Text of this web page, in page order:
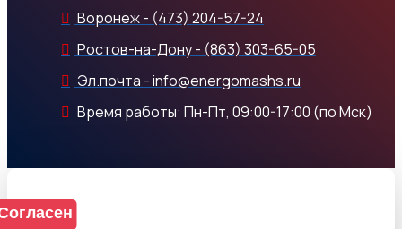
Воронеж - (473) 204-57-24
Ростов-на-Дону - (863) 303-65-05
Эл.почта - info@energomashs.ru
Время работы: Пн-Пт, 09:00-17:00 (по Мск)